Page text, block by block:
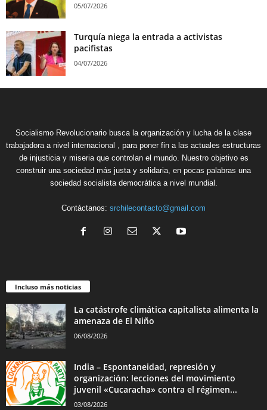
05/07/2026
Turquía niega la entrada a activistas
pacifistas
04/07/2026
Socialismo Revolucionario busca la organización y lucha de la clase
trabajadora a nivel internacional , para poner fin a las actuales estructuras
de injusticia y miseria que controlan el mundo. Nuestro objetivo es
construir una sociedad más justa y solidaria, en pocas palabras una
sociedad socialista democrática a nivel mundial.
Contáctanos: srchilecontacto@gmail.com
Incluso más noticias
La catástrofe climática capitalista alimenta la
amenaza de El Niño
06/08/2026
India – Espontaneidad, represión y
organización: lecciones del movimiento
juvenil «Cucaracha» contra el régimen...
03/08/2026